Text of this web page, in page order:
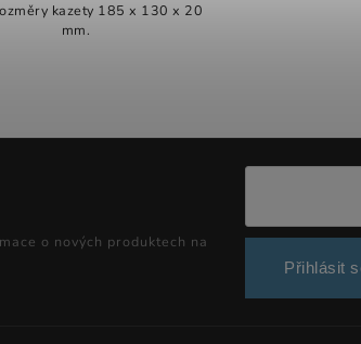
kazety 185 x 130 x 20
mm.
o nových produktech na
Přihlásit